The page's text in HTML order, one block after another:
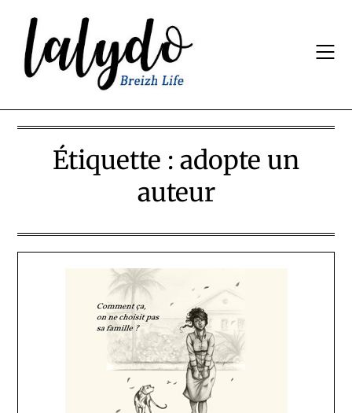
content
Étiquette : adopte un
auteur